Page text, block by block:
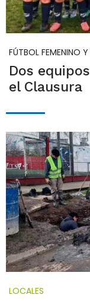
FÚTBOL FEMENINO Y
Dos
el Clausura
LOCALES